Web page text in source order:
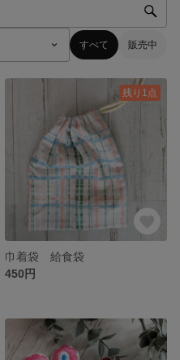
すべて 販売中
残り1点
巾着袋 給食袋
450円